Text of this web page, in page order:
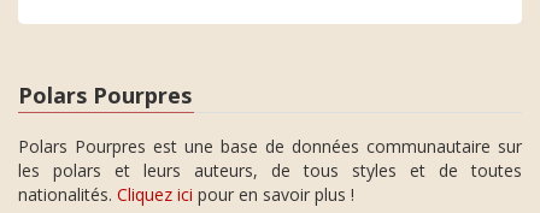
Polars Pourpres
Polars Pourpres est une base de données communautaire sur
les polars et leurs auteurs, de tous styles et de toutes
nationalités. Cliquez ici pour en savoir plus !